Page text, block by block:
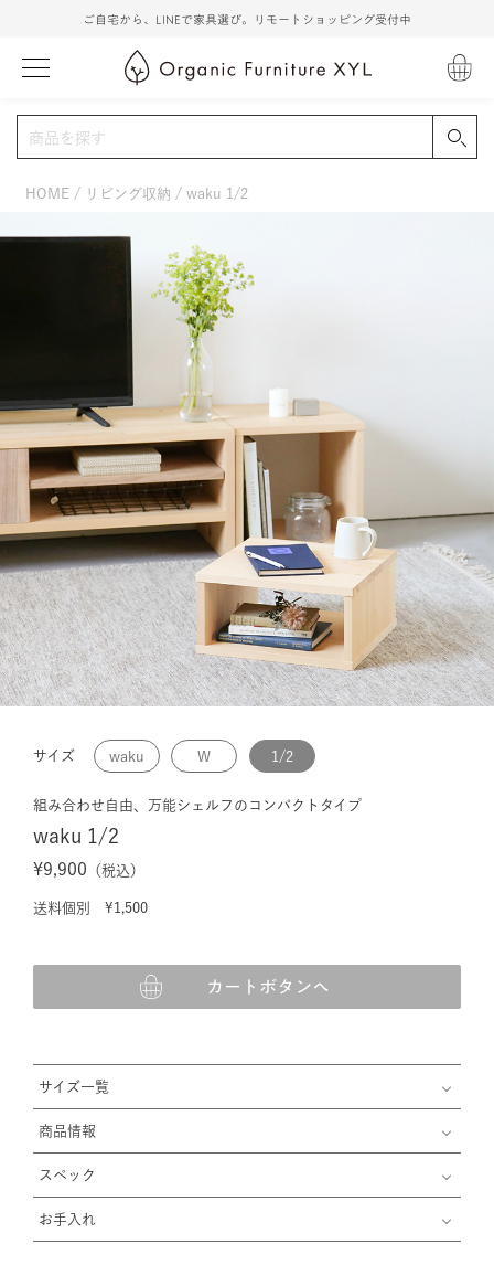
ご自宅から、LINEで家具選び。リモートショッピング受付中
HOME リビング収納 waku 1/2
サイズ waku W 1/2
組み合わせ自由、万能シェルフのコンパクトタイプ
waku 1/2
¥9,900 （税込）
送料個別 ¥1,500
カートボタンへ
サイズ一覧
商品情報
スペック
お手入れ